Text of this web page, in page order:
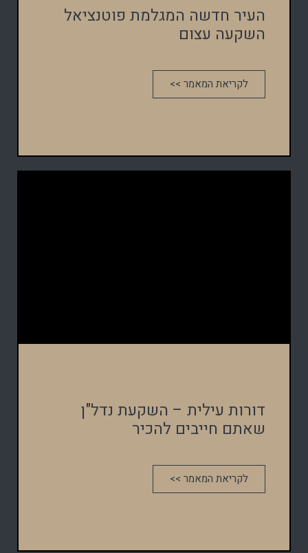
העיר חדשה המגלמת פוטנציאל
השקעה עצום
לקריאת המאמר >>
דורות עילית – השקעת נדל"ן
שאתם חייבים להכיר
לקריאת המאמר >>